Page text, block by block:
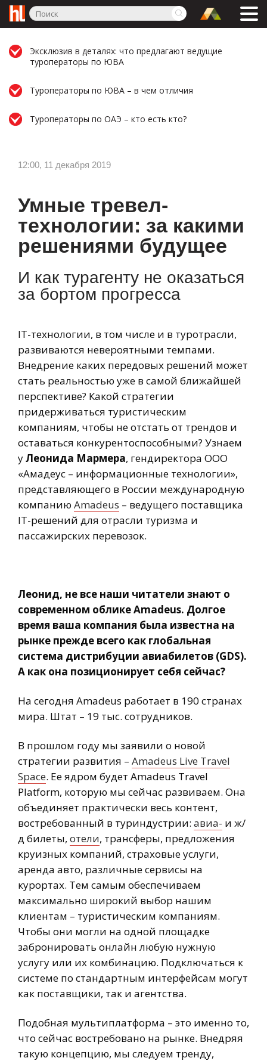
Эксклюзив в деталях: что предлагают ведущие
туроператоры по ЮВА
Туроператоры по ЮВА – в чем отличия
Туроператоры по ОАЭ – кто есть кто?
12:00, 11 декабря 2019
Умные тревел-
технологии: за какими
решениями будущее
И как турагенту не оказаться
за бортом прогресса
IT-технологии, в том числе и в туротрасли,
развиваются невероятными темпами.
Внедрение каких передовых решений может
стать реальностью уже в самой ближайшей
перспективе? Какой стратегии
придерживаться туристическим
компаниям, чтобы не отстать от трендов и
оставаться конкурентоспособными? Узнаем
уЛеонида Мармера, гендиректора ООО
«Амадеус – информационные технологии»,
представляющего в России международную
компанию Amadeus – ведущего поставщика
IT-решений для отрасли туризма и
пассажирских перевозок.
Леонид, не все наши читатели знают о
современном облике Amadeus. Долгое
время ваша компания была известна на
рынке прежде всего как глобальная
система дистрибуции авиабилетов (GDS).
А как она позиционирует себя сейчас?
На сегодня Amadeus работает в 190 странах
мира. Штат – 19 тыс. сотрудников.
В прошлом году мы заявили о новой
стратегии развития – Amadeus Live Travel
Space. Ее ядром будет Amadeus Travel
Platform, которую мы сейчас развиваем. Она
объединяет практически весь контент,
востребованный в туриндустрии: авиа- и ж/
д билеты, отели, трансферы, предложения
круизных компаний, страховые услуги,
аренда авто, различные сервисы на
курортах. Тем самым обеспечиваем
максимально широкий выбор нашим
клиентам – туристическим компаниям.
Чтобы они могли на одной площадке
забронировать онлайн любую нужную
услугу или их комбинацию. Подключаться к
системе по стандартным интерфейсам могут
как поставщики, так и агентства.
Подобная мультиплатформа – это именно то,
что сейчас востребовано на рынке. Внедряя
такую концепцию, мы следуем тренду,